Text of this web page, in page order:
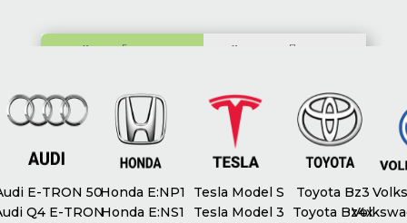
Киев:ул. Гетьмана
Харьков:
ул. Полтавское
E-TRON 50
Q4 E-TRON
Honda E:NP1
Honda E:NS1
Tesla Model S
Tesla Model 3
Toyota Bz3
Toyota Bz4x